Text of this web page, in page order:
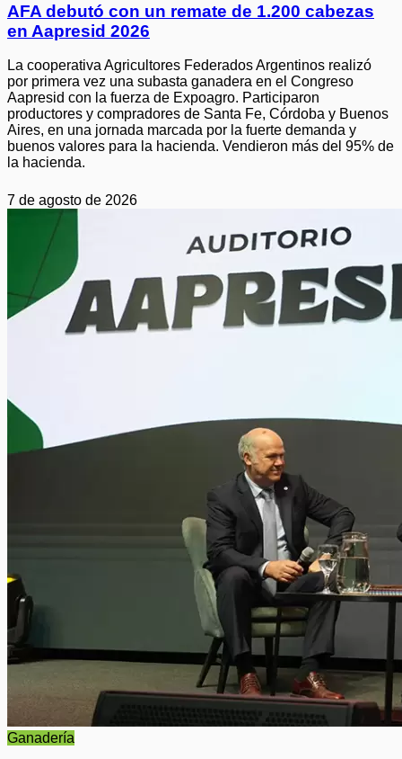
AFA debutó con un remate de 1.200 cabezas
en Aapresid 2026
La cooperativa Agricultores Federados Argentinos realizó
por primera vez una subasta ganadera en el Congreso
Aapresid con la fuerza de Expoagro. Participaron
productores y compradores de Santa Fe, Córdoba y Buenos
Aires, en una jornada marcada por la fuerte demanda y
buenos valores para la hacienda. Vendieron más del 95% de
la hacienda.
7 de agosto de 2026
Ganadería